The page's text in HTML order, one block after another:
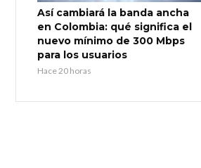
Así cambiará la banda ancha
en Colombia: qué significa el
nuevo mínimo de 300 Mbps
para los usuarios
Hace 20 horas